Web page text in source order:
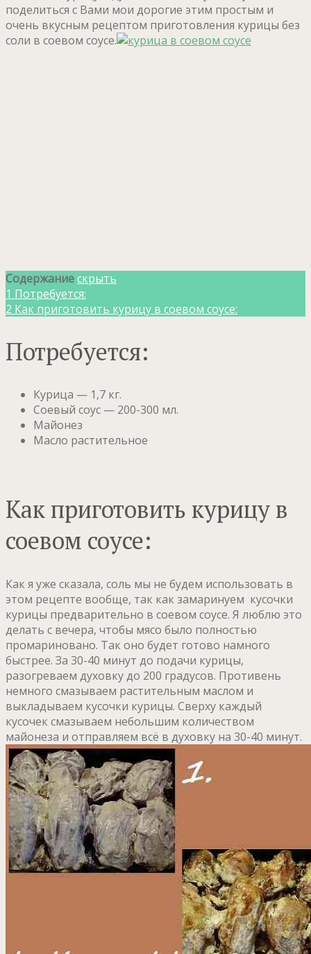
поделиться с Вами мои дорогие этим простым и
очень вкусным рецептом приготовления курицы без
соли в соевом соусе.
Содержаниескрыть
1 Потребуется:
2 Как приготовить курицу в соевом соусе:
Потребуется:
Курица — 1,7 кг.
Соевый соус — 200-300 мл.
Майонез
Масло растительное
Как приготовить курицу в
соевом соусе:
Как я уже сказала, соль мы не будем использовать в
этом рецепте вообще, так как замаринуем кусочки
курицы предварительно в соевом соусе. Я люблю это
делать с вечера, чтобы мясо было полностью
промариновано. Так оно будет готово намного
быстрее. За 30-40 минут до подачи курицы,
разогреваем духовку до 200 градусов. Противень
немного смазываем растительным маслом и
выкладываем кусочки курицы. Сверху каждый
кусочек смазываем небольшим количеством
майонеза и отправляем всё в духовку на 30-40 минут.